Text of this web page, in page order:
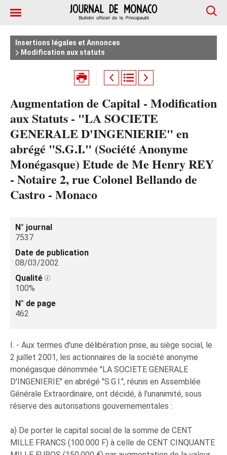
Insertions légales et Annonces
Modification aux statuts
Augmentation de Capital - Modification
aux Statuts - "LA SOCIETE
GENERALE D'INGENIERIE" en
abrégé "S.G.I." (Société Anonyme
Monégasque) Etude de Me Henry REY
- Notaire 2, rue Colonel Bellando de
Castro - Monaco
N° journal
7537
Date de publication
08/03/2002
Qualité
100%
N° de page
462
I. - Aux termes d'une délibération prise, au siège social, le
2 juillet 2001, les actionnaires de la société anonyme
monégasque dénommée "LA SOCIETE GENERALE
D'INGENIERIE" en abrégé "S.G.I.", réunis en Assemblée
Générale Extraordinaire, ont décidé, à l'unanimité, sous
réserve des autorisations gouvernementales :
a) De porter le capital social de la somme de CENT
MILLE FRANCS (100.000 F) à celle de CENT CINQUANTE